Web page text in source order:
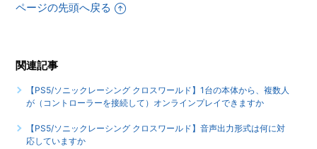
【PS5/ソニックレーシング クロスワールド】シェア機能に
【PS5/ソニックレーシング クロスワールド】ゲームが難し
もっと見る
ページの先頭へ戻る
関連記事
【PS5/ソニックレーシング クロスワールド】1台の本体から、複数人
が（コントローラーを接続して）オンラインプレイできますか
【PS5/ソニックレーシング クロスワールド】音声出力形式は何に対
応していますか